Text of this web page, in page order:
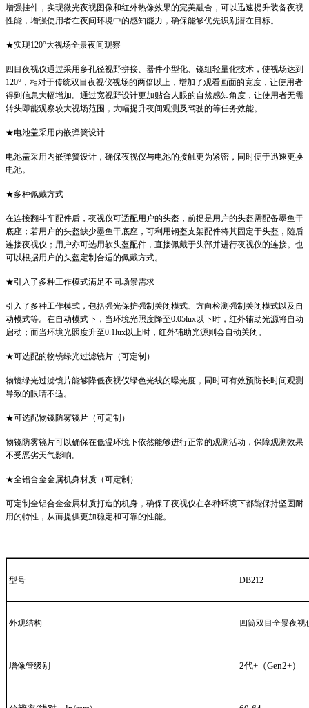
增强挂件，实现微光夜视图像和红外热像效果的完美融合，可以迅速提升装备夜视
性能，增强使用者在夜间环境中的感知能力，确保能够优先识别潜在目标。
★实现120°大视场全景夜间观察
四目夜视仪通过采用多孔径视野拼接、器件小型化、镜组轻量化技术，使视场达到
120°，相对于传统双目夜视仪视场的两倍以上，增加了观看画面的宽度，让使用者
得到信息大幅增加。通过宽视野设计更加贴合人眼的自然感知角度，让使用者无需
转头即能观察较大视场范围，大幅提升夜间观测及驾驶的等任务效能。
★电池盖采用内嵌弹簧设计
电池盖采用内嵌弹簧设计，确保夜视仪与电池的接触更为紧密，同时便于迅速更换
电池。
★多种佩戴方式
在连接翻斗车配件后，夜视仪可适配用户的头盔，前提是用户的头盔需配备墨鱼干
底座；若用户的头盔缺少墨鱼干底座，可利用钢盔支架配件将其固定于头盔，随后
连接夜视仪；用户亦可选用软头盔配件，直接佩戴于头部并进行夜视仪的连接。也
可以根据用户的头盔定制合适的佩戴方式。
★引入了多种工作模式满足不同场景需求
引入了多种工作模式，包括强光保护强制关闭模式、方向检测强制关闭模式以及自
动模式等。在自动模式下，当环境光照度降至0.05lux以下时，红外辅助光源将自动
启动；而当环境光照度升至0.1lux以上时，红外辅助光源则会自动关闭。
★可选配的物镜绿光过滤镜片（可定制）
物镜绿光过滤镜片能够降低夜视仪绿色光线的曝光度，同时可有效预防长时间观测
导致的眼睛不适。
★可选配物镜防雾镜片（可定制）
物镜防雾镜片可以确保在低温环境下依然能够进行正常的观测活动，保障观测效果
不受恶劣天气影响。
★全铝合金金属机身材质（可定制）
可定制全铝合金金属材质打造的机身，确保了夜视仪在各种环境下都能保持坚固耐
用的特性，从而提供更加稳定和可靠的性能。
型号 DB212
外观结构 四筒双目全景夜
增像管级别 2代+（Gen2+）